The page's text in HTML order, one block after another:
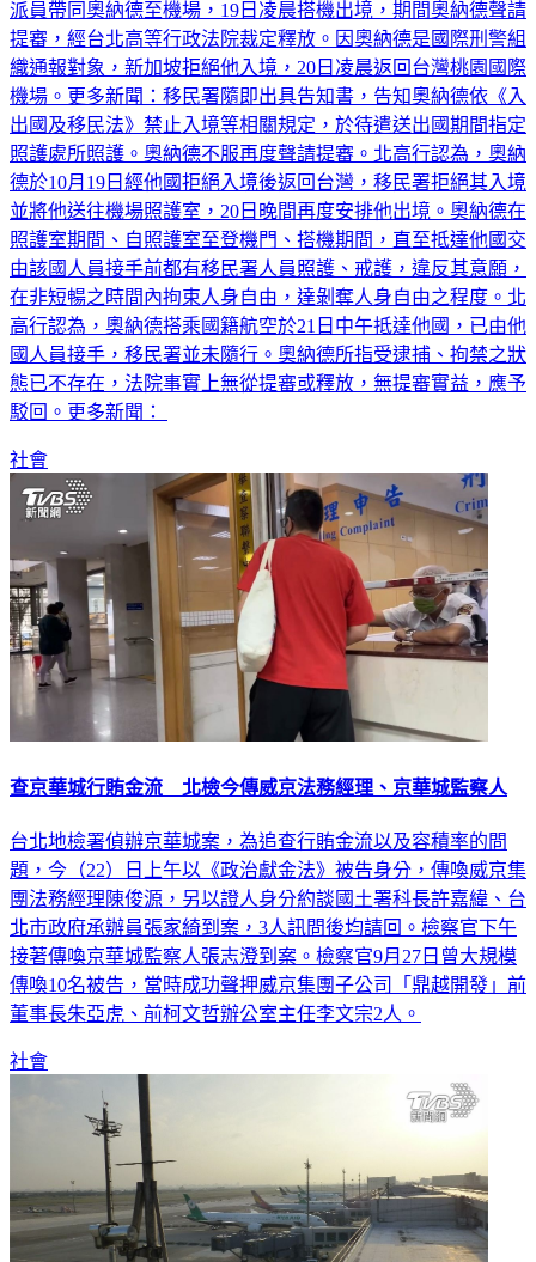
署於今年10月18日依《入出國及移民法》強制驅逐出國規定，
派員帶同奧納德至機場，19日凌晨搭機出境，期間奧納德聲請
提審，經台北高等行政法院裁定釋放。因奧納德是國際刑警組
織通報對象，新加坡拒絕他入境，20日凌晨返回台灣桃園國際
機場。更多新聞：移民署隨即出具告知書，告知奧納德依《入
出國及移民法》禁止入境等相關規定，於待遣送出國期間指定
照護處所照護。奧納德不服再度聲請提審。北高行認為，奧納
德於10月19日經他國拒絕入境後返回台灣，移民署拒絕其入境
並將他送往機場照護室，20日晚間再度安排他出境。奧納德在
照護室期間、自照護室至登機門、搭機期間，直至抵達他國交
由該國人員接手前都有移民署人員照護、戒護，違反其意願，
在非短暢之時間內拘束人身自由，達剝奪人身自由之程度。北
高行認為，奧納德搭乘國籍航空於21日中午抵達他國，已由他
國人員接手，移民署並未隨行。奧納德所指受逮捕、拘禁之狀
態已不存在，法院事實上無從提審或釋放，無提審實益，應予
社會
台北地檢署偵辦京華城案，為追查行賄金流以及容積率的問
題，今（22）日上午以《政治獻金法》被告身分，傳喚威京集
團法務經理陳俊源，另以證人身分約談國土署科長許嘉緯、台
北市政府承辦員張家綺到案，3人訊問後均請回。檢察官下午
接著傳喚京華城監察人張志澄到案。檢察官9月27日曾大規模
傳喚10名被告，當時成功聲押威京集團子公司「鼎越開發」前